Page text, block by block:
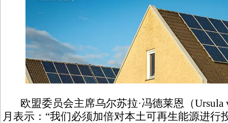
欧盟委员会主席乌尔苏拉·冯德莱恩（Ursula
月表示：“我们必须加倍对本土可再生能源进行